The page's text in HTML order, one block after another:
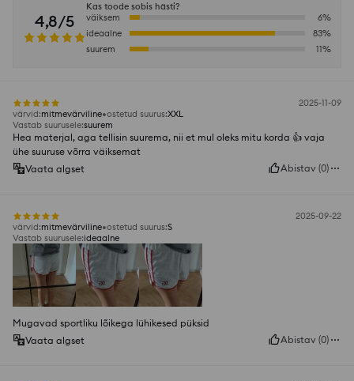
4,8/5
Kas toode sobis hästi?
väiksem
6%
ideaalne
83%
suurem
11%
2025-11-09
värvid:mitmevärviline ostetud suurus:XXL
Vastab suurusele:suurem
Hea materjal, aga tellisin suurema, nii et mul oleks mitu korda 👍️ vaja
ühe suuruse võrra väiksemat
Vaata algset
Abistav (0)
2025-09-22
värvid:mitmevärviline ostetud suurus:S
Vastab suurusele:ideaalne
Mugavad sportliku lõikega lühikesed püksid
Vaata algset
Abistav (0)